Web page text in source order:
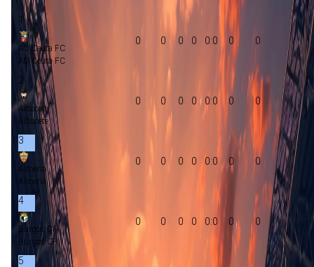
1
AD Ceuta FC
AD Ceuta FC
0 0 0 0 0:0 0 0
2
Albacete
Albacete
0 0 0 0 0:0 0 0
3
Almeria
Almeria
0 0 0 0 0:0 0 0
4
Burgos CF
Burgos CF
0 0 0 0 0:0 0 0
5